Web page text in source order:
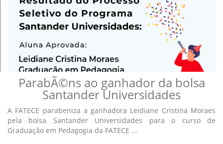
ParabÃ©ns ao ganhador da bolsa
Santander Universidades
A FATECE parabeniza a ganhadora Leidiane Cristina Moraes
pela bolsa Santander Universidades para o curso de
Graduação em Pedagogia da FATECE ...